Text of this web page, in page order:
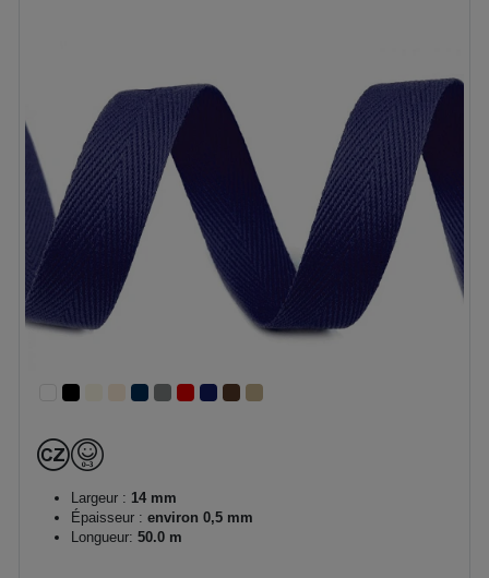
Largeur : 14 mm
Épaisseur : environ 0,5 mm
Longueur: 50.0 m